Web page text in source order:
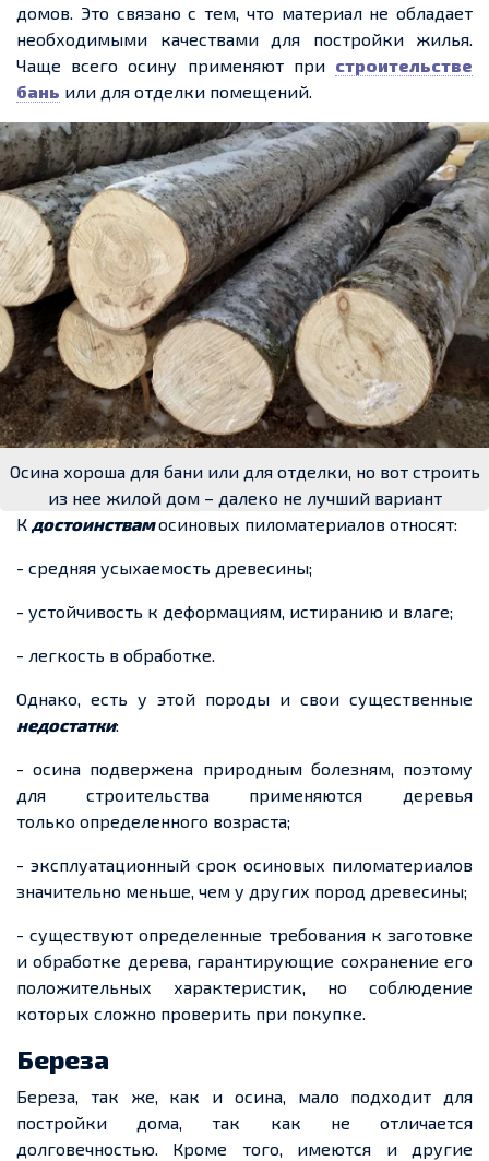
домов. Это связано с тем, что материал не обладает
необходимыми качествами для постройки жилья.
Чаще всего осину применяют при строительстве
бань или для отделки помещений.
Осина хороша для бани или для отделки, но вот строить
из нее жилой дом – далеко не лучший вариант
К достоинствамосиновых пиломатериалов относят:
- средняя усыхаемость древесины;
- устойчивость к деформациям, истиранию и влаге;
- легкость в обработке.
Однако, есть у этой породы и свои существенные
недостатки:
- осина подвержена природным болезням, поэтому
для строительства применяются деревья
только определенного возраста;
- эксплуатационный срок осиновых пиломатериалов
значительно меньше, чем у других пород древесины;
- существуют определенные требования к заготовке
и обработке дерева, гарантирующие сохранение его
положительных характеристик, но соблюдение
которых сложно проверить при покупке.
Береза
Береза, так же, как и осина, мало подходит для
постройки дома, так как не отличается
долговечностью. Кроме того, имеются и другие